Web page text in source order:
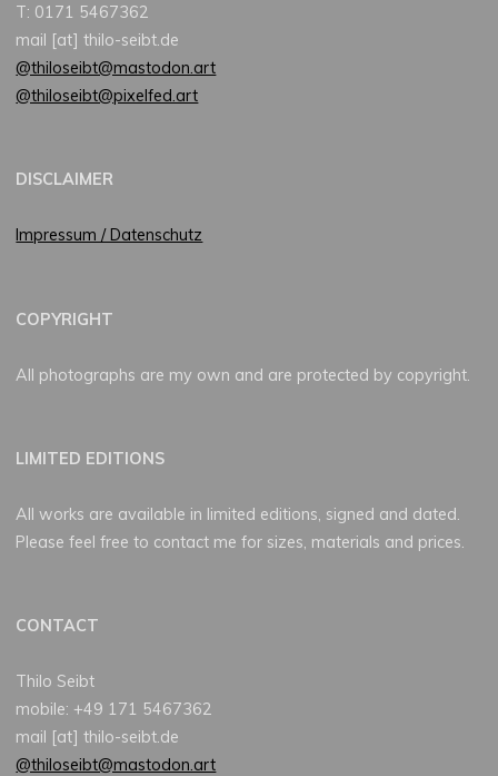
T: 0171 5467362
mail [at] thilo-seibt.de
@thiloseibt@mastodon.art
@thiloseibt@pixelfed.art
DISCLAIMER
Impressum / Datenschutz
COPYRIGHT
All photographs are my own and are protected by copyright.
LIMITED EDITIONS
All works are available in limited editions, signed and dated.
Please feel free to contact me for sizes, materials and prices.
CONTACT
Thilo Seibt
mobile: +49 171 5467362
mail [at] thilo-seibt.de
@thiloseibt@mastodon.art